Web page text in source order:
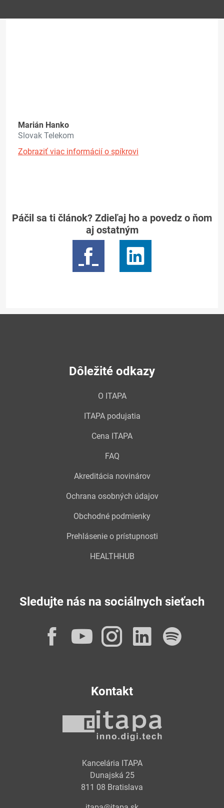
Marián Hanko
Slovak Telekom
Zobraziť viac informácií o spíkrovi
Páčil sa ti článok? Zdieľaj ho a povedz o ňom
aj ostatným
Dôležité odkazy
O ITAPA
ITAPA podujatia
Cena ITAPA
FAQ
Akreditácia novinárov
Ochrana osobných údajov
Obchodné podmienky
Prehlásenie o prístupnosti
HEALTHHUB
Sledujte nás na sociálnych sieťach
Facebook
YouTube
Instagram
Kontakt
Kancelária ITAPA
Dunajská 25
811 08 Bratislava